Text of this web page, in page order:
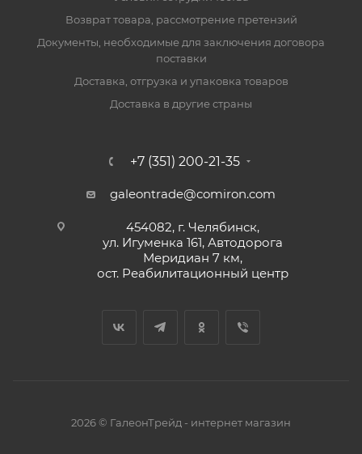
Возврат товара, рассмотрение претензий
Документы, необходимые для заключения договора
поставки
Доставка, отгрузка и упаковка товаров
Доставка в другие страны
+7 (351) 200-21-35
galeontrade@comiron.com
454082, г. Челябинск,
ул. Игуменка 161, Автодорога
Меридиан 7 км,
ост. Реабилитационный центр
2026 © ГалеонТрейд - интернет магазин